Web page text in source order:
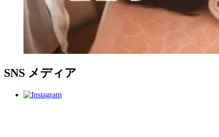
SNS メディア